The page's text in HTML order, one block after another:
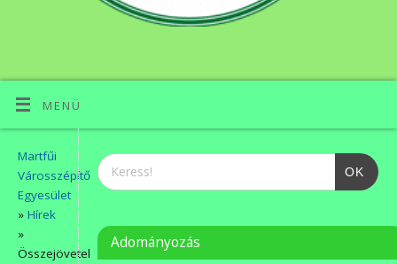
MENÜ
Martfűi
Városszépítő
Egyesület
»Hírek
»
Összejövetel
OK
Adományozás